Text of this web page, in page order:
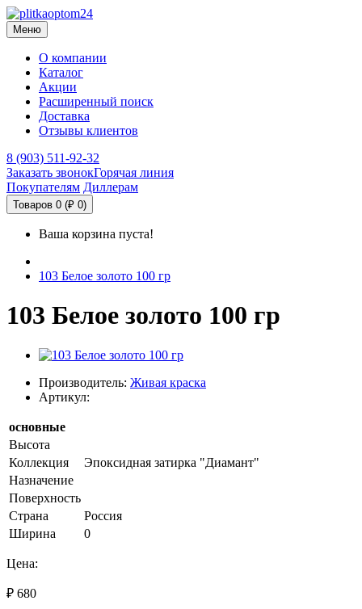
Меню
О компании
Каталог
Акции
Расширенный поиск
Доставка
Отзывы клиентов
8 (903) 511-92-32
Заказать звонокГорячая линия
Покупателям Диллерам
Товаров 0 (₽ 0)
Ваша корзина пуста!
103 Белое золото 100 гр
103 Белое золото 100 гр
Производитель: Живая краска
Артикул:
основные
Высота
Коллекция
Эпоксидная затирка "Диамант"
Назначение
Поверхность
Страна
Россия
Ширина
0
Цена:
₽ 680